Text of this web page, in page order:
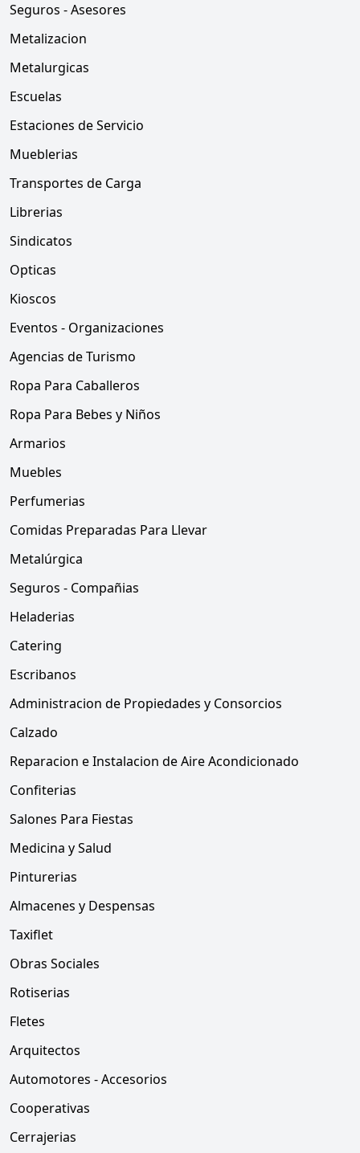
Seguros - Asesores
Metalizacion
Metalurgicas
Escuelas
Estaciones de Servicio
Mueblerias
Transportes de Carga
Librerias
Sindicatos
Opticas
Kioscos
Eventos - Organizaciones
Agencias de Turismo
Ropa Para Caballeros
Ropa Para Bebes y Niños
Armarios
Muebles
Perfumerias
Comidas Preparadas Para Llevar
Metalúrgica
Seguros - Compañias
Heladerias
Catering
Escribanos
Administracion de Propiedades y Consorcios
Calzado
Reparacion e Instalacion de Aire Acondicionado
Confiterias
Salones Para Fiestas
Medicina y Salud
Pinturerias
Almacenes y Despensas
Taxiflet
Obras Sociales
Rotiserias
Fletes
Arquitectos
Automotores - Accesorios
Cooperativas
Cerrajerias